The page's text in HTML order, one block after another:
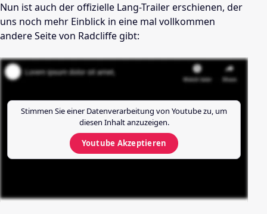
Nun ist auch der offizielle Lang-Trailer erschienen, der
uns noch mehr Einblick in eine mal vollkommen
andere Seite von Radcliffe gibt:
Stimmen Sie einer Datenverarbeitung von Youtubezu, um
diesen Inhalt anzuzeigen.
Youtube Akzeptieren